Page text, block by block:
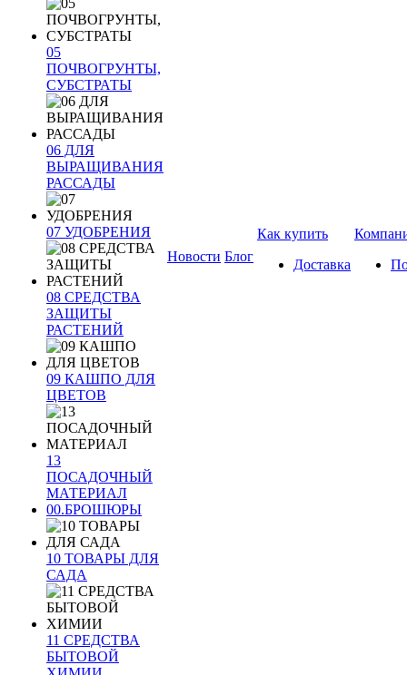
05
ПОЧВОГРУНТЫ,
СУБСТРАТЫ
06 ДЛЯ
ВЫРАЩИВАНИЯ
РАССАДЫ
07 УДОБРЕНИЯ
08 СРЕДСТВА
ЗАЩИТЫ
РАСТЕНИЙ
09 КАШПО ДЛЯ
ЦВЕТОВ
13
ПОСАДОЧНЫЙ
МАТЕРИАЛ
00.БРОШЮРЫ
10 ТОВАРЫ ДЛЯ
САДА
11 СРЕДСТВА
БЫТОВОЙ
Новости Блог
Как купить
Доставка